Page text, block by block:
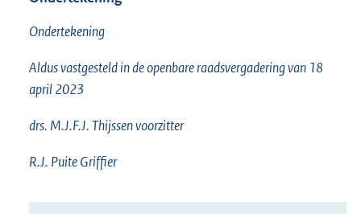
Ondertekening
Aldus vastgesteld in de openbare raadsvergadering van 18
april 2023
drs. M.J.F.J. Thijssen voorzitter
R.J. Puite Griffier